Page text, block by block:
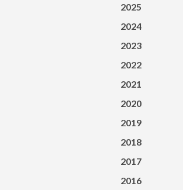
2025
2024
2023
2022
2021
2020
2019
2018
2017
2016